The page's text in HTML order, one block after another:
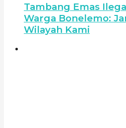
Tambang Emas
Warga Bonelemo:
Wilayah Kami